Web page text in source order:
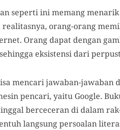
seperti ini memang
realitasnya, orang-orang
Orang dapat dengan
eksistensi dari
mencari jawaban-
pencari, yaitu Google.
berceceran di dalam
langsung persoalan